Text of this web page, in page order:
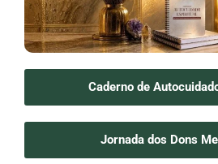
Caderno de
Jornada dos Dons